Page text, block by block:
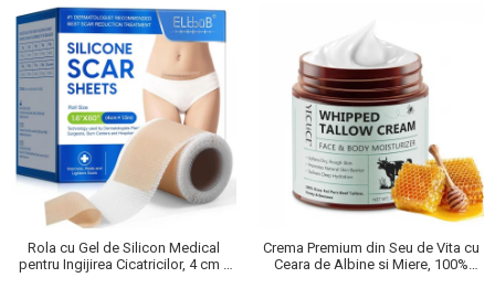
Rola cu Gel de Silicon Medical
pentru Ingijirea Cicatricilor, 4 cm x
Crema Premium din Seu de Vita cu
Ceara de Albine si Miere, 100%